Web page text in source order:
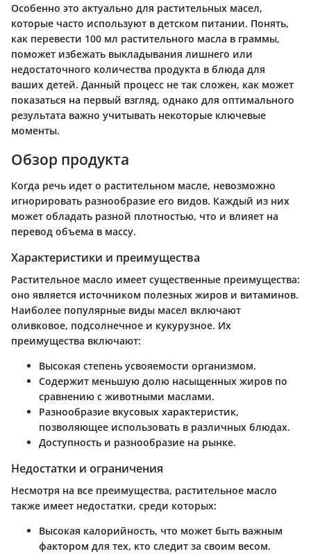
Особенно это актуально для растительных масел,
которые часто используют в детском питании. Понять,
как перевести 100 мл растительного масла в граммы,
поможет избежать выкладывания лишнего или
недостаточного количества продукта в блюда для
ваших детей. Данный процесс не так сложен, как может
показаться на первый взгляд, однако для оптимального
результата важно учитывать некоторые ключевые
моменты.
Обзор продукта
Когда речь идет о растительном масле, невозможно
игнорировать разнообразие его видов. Каждый из них
может обладать разной плотностью, что и влияет на
перевод объема в массу.
Характеристики и преимущества
Растительное масло имеет существенные преимущества:
оно является источником полезных жиров и витаминов.
Наиболее популярные виды масел включают
оливковое, подсолнечное и кукурузное. Их
преимущества включают:
Высокая степень усвояемости организмом.
Содержит меньшую долю насыщенных жиров по
сравнению с животными маслами.
Разнообразие вкусовых характеристик,
позволяющее использовать в различных блюдах.
Доступность и разнообразие на рынке.
Недостатки и ограничения
Несмотря на все преимущества, растительное масло
также имеет недостатки, среди которых:
Высокая калорийность, что может быть важным
фактором для тех, кто следит за своим весом.